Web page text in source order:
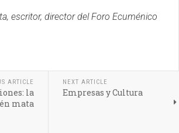
escritor, director del Foro Ecuménico
ARTICLE
la
mata
NEXT ARTICLE
Empresas y Cultura